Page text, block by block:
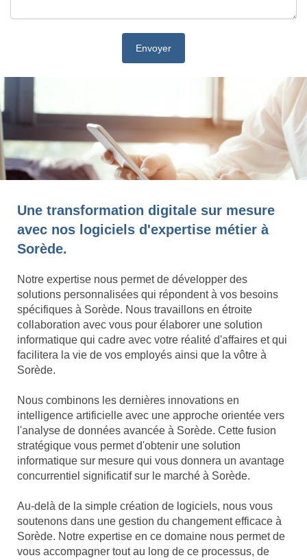
Une transformation digitale sur mesure
avec nos logiciels d'expertise métier à
Sorède.
Notre expertise nous permet de développer des
solutions personnalisées qui répondent à vos besoins
spécifiques à Sorède. Nous travaillons en étroite
collaboration avec vous pour élaborer une solution
informatique qui cadre avec votre réalité d'affaires et qui
facilitera la vie de vos employés ainsi que la vôtre à
Sorède.
Nous combinons les dernières innovations en
intelligence artificielle avec une approche orientée vers
l'analyse de données avancée à Sorède. Cette fusion
stratégique vous permet d'obtenir une solution
informatique sur mesure qui vous donnera un avantage
concurrentiel significatif sur le marché à Sorède.
Au-delà de la simple création de logiciels, nous vous
soutenons dans une gestion du changement efficace à
Sorède. Notre expertise en ce domaine nous permet de
vous accompagner tout au long de ce processus, de